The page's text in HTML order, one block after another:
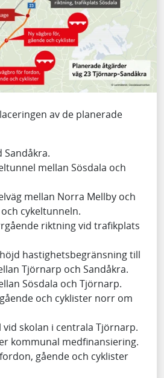
av de planerade
Sandåkra.
mellan Sösdala och
mellan Norra Mellby och
cykeltunneln.
riktning vid trafikplats
hastighetsbegränsning till
Tjörnarp och Sandåkra.
Sösdala och Tjörnarp.
och cyklister norr om
vid skolan i centrala Tjörnarp.
kommunal medfinansiering.
gående och cyklister